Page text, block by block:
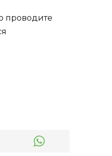
проводите